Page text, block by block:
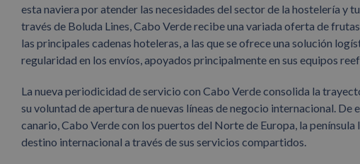
esta naviera por atender las necesidades del sector de la hostelería y
través de Boluda Lines, Cabo Verde recibe una variada oferta de
las principales cadenas hoteleras, a las que se ofrece una solución
regularidad en los envíos, apoyados principalmente en sus equipos
La nueva periodicidad de servicio con Cabo Verde consolida la
su voluntad de apertura de nuevas líneas de negocio internacional.
canario, Cabo Verde con los puertos del Norte de Europa, la
destino internacional a través de sus servicios compartidos.